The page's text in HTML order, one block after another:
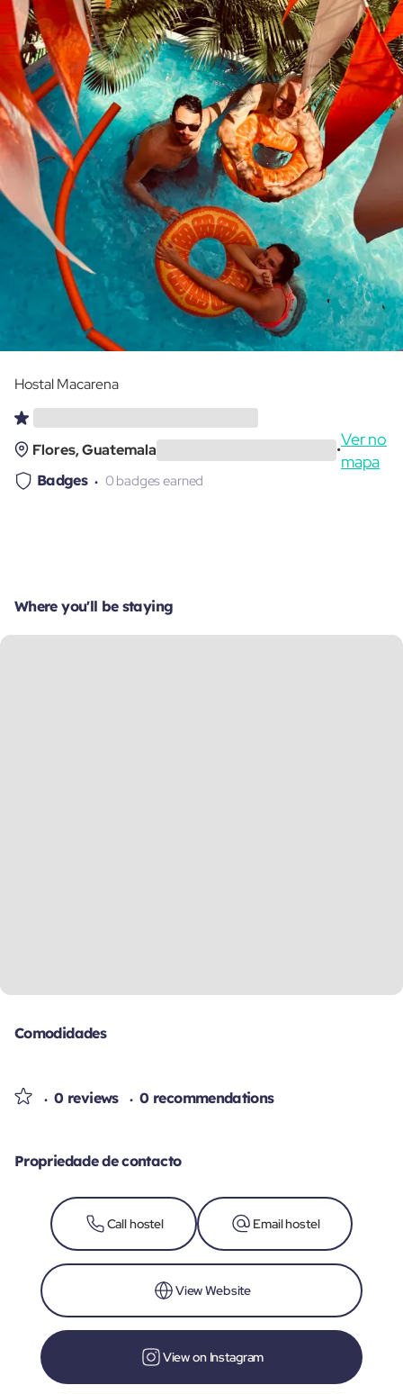
Hostal Macarena
Flores, Guatemala •
Ver no
mapa
Badges 0 badges earned
Where you'll be staying
Comodidades
0 reviews 0 recommendations
Propriedade de contacto
Call hostel Email hostel
View Website
View on Instagram